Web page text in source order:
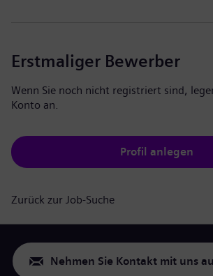
Erstmaliger Bewerber
Wenn Sie noch nicht registriert sind,
Konto an.
Profil anlegen
Zurück zur Job-Suche
Nehmen Sie Kontakt mit uns